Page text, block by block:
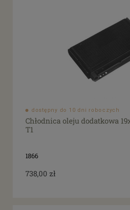
dostępny do 10 dni roboczych
Chłodnica oleju dodatkowa
T1
1866
738,00 zł